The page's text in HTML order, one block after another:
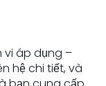
vi áp dụng –
hệ chi tiết, và